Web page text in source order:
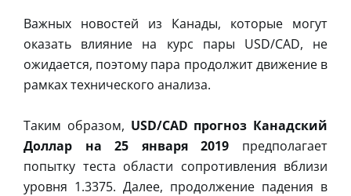
Важных новостей из Канады, которые могут
оказать влияние на курс пары USD/CAD, не
ожидается, поэтому пара продолжит движение в
рамках технического анализа.
Таким образом, USD/CAD прогноз Канадский
Доллар на 25 января 2019 предполагает
попытку теста области сопротивления вблизи
уровня 1.3375. Далее, продолжение падения в